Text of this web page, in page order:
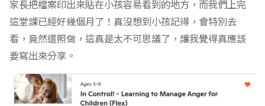
家長把檔案印出來貼在小孩容易看到的地方，而我們上完
這堂課已經好幾個月了！真沒想到小孩記得，會特別去
看，竟然還照做，這真是太不可思議了，讓我覺得真應該
要寫出來分享。